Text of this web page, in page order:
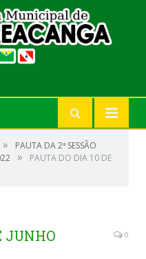
»
PAUTA DA 2ª SESSÃO
»
PAUTA DO DIA 10 DE
JUNHO 0